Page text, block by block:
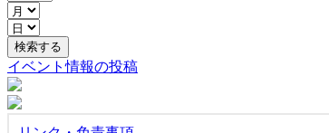
イベント情報の投稿